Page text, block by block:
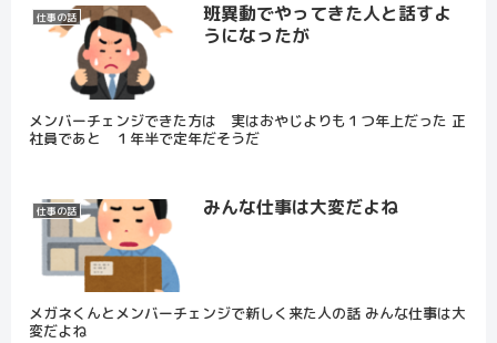
仕事の話
班異動でやってきた人と話すよ
うになったが
メンバーチェンジできた方は 実はおやじよりも１つ年上だった 正
社員であと １年半で定年だそうだ
仕事の話 みんな仕事は大変だよね
メガネくんとメンバーチェンジで新しく来た人の話 みんな仕事は大
変だよね